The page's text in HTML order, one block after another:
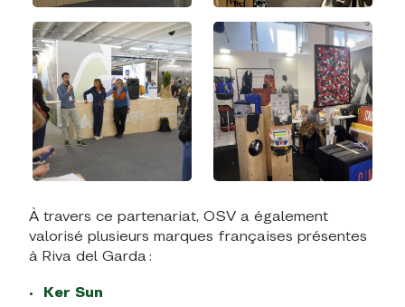
À travers ce partenariat, OSV a également
valorisé plusieurs marques françaises présentes
à Riva del Garda :
Ker Sun